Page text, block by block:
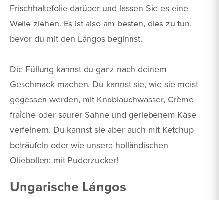
Frischhaltefolie darüber und lassen Sie es eine
Weile ziehen. Es ist also am besten, dies zu tun,
bevor du mit den Lángos beginnst.
Die Füllung kannst du ganz nach deinem
Geschmack machen. Du kannst sie, wie sie meist
gegessen werden, mit Knoblauchwasser, Crème
fraîche oder saurer Sahne und geriebenem Käse
verfeinern. Du kannst sie aber auch mit Ketchup
beträufeln oder wie unsere holländischen
Oliebollen: mit Puderzucker!
Ungarische Lángos